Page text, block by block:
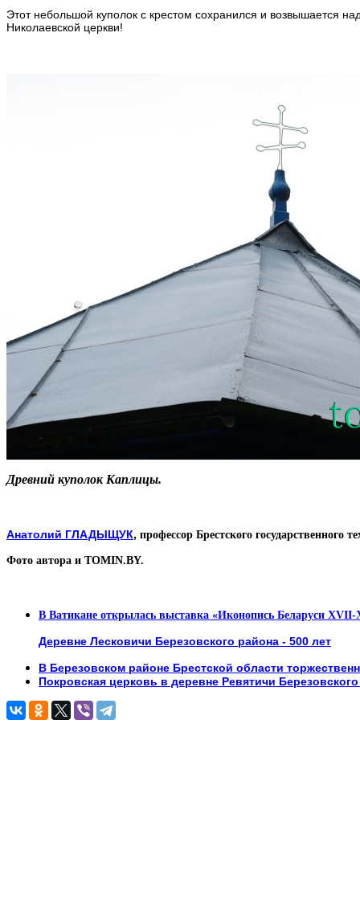
Этот небольшой куполок с крестом сохранился и возвышается
Николаевской церкви!
Древний куполок Каплицы.
Анатолий ГЛАДЫЩУК, профессор Брестского государственного
Фото автора и TOMIN.BY.
В Ватикане открылась выставка «Иконопись Беларуси
Деревне Лесковичи Березовского района - 500 лет
В Березовском районе Брестской области
Покровская церковь в деревне Ревятичи